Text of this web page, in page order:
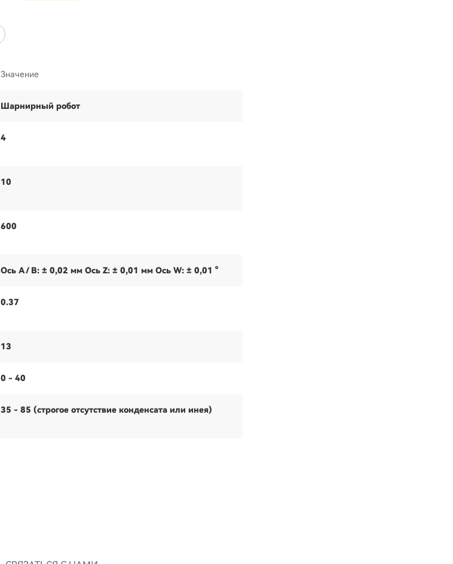
Значение
Шарнирный робот
4
10
600
Ось A / B: ± 0,02 мм Ось Z: ± 0,01 мм Ось W: ± 0,01 °
0.37
13
0 - 40
35 - 85 (строгое отсутствие конденсата или инея)